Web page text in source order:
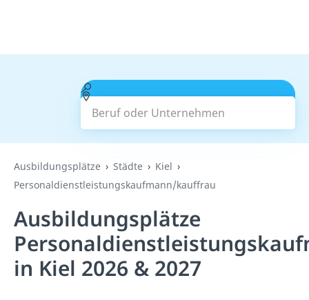
Beruf oder Unternehmen
Suchen
Ausbildungsplätze Städte
Kiel
Personaldienstleistungskaufmann/kauffrau
Ausbildungsplätze
in Kiel 2026 & 2027